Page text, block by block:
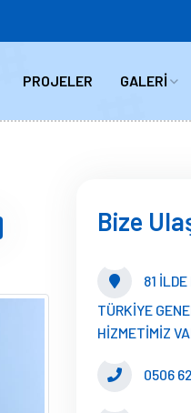
PROJELER GALERİ
Bize
81
TÜRKİYE
HİZMETİMİZ
0506